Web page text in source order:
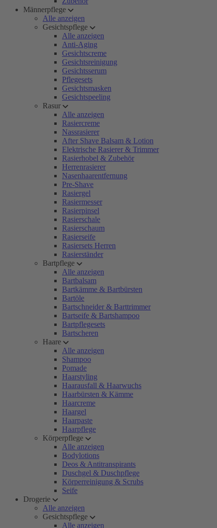
Männerpflege
Alle anzeigen
Gesichtspflege
Alle anzeigen
Anti-Aging
Gesichtscreme
Gesichtsreinigung
Gesichtsserum
Pflegesets
Gesichtsmasken
Gesichtspeeling
Rasur
Alle anzeigen
Rasiercreme
Nassrasierer
After Shave Balsam & Lotion
Elektrische Rasierer & Trimmer
Rasierhobel & Zubehör
Herrenrasierer
Nasenhaarentfernung
Pre-Shave
Rasiergel
Rasiermesser
Rasierpinsel
Rasierschale
Rasierschaum
Rasierseife
Rasiersets Herren
Rasierständer
Bartpflege
Alle anzeigen
Bartbalsam
Bartkämme & Bartbürsten
Bartöle
Bartschneider & Barttrimmer
Bartseife & Bartshampoo
Bartpflegesets
Bartscheren
Haare
Alle anzeigen
Shampoo
Pomade
Haarstyling
Haarausfall & Haarwuchs
Haarbürsten & Kämme
Haarcreme
Haargel
Haarpaste
Haarpflege
Körperpflege
Alle anzeigen
Bodylotions
Deos & Antitranspirants
Duschgel & Duschpflege
Körperreinigung & Scrubs
Seife
Drogerie
Alle anzeigen
Gesichtspflege
Alle anzeigen